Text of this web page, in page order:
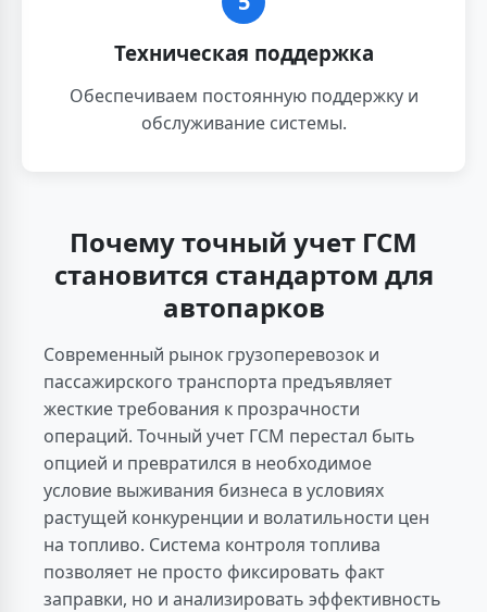
Техническая поддержка
Обеспечиваем постоянную поддержку и
обслуживание системы.
Почему точный учет ГСМ
становится стандартом для
автопарков
Современный рынок грузоперевозок и
пассажирского транспорта предъявляет
жесткие требования к прозрачности
операций. Точный учет ГСМ перестал быть
опцией и превратился в необходимое
условие выживания бизнеса в условиях
растущей конкуренции и волатильности цен
на топливо. Система контроля топлива
позволяет не просто фиксировать факт
заправки, но и анализировать эффективность